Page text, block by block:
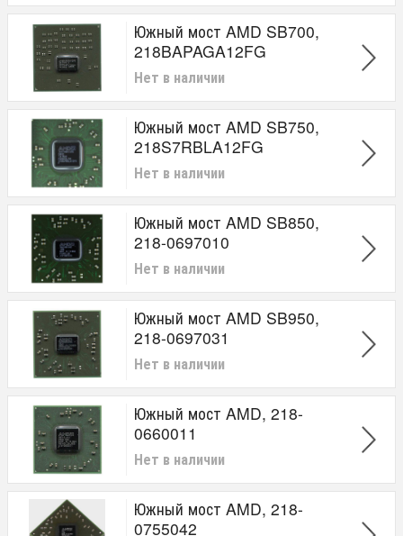
Южный мост AMD SB700,
218BAPAGA12FG
Нет в наличии
Южный мост AMD SB750,
218S7RBLA12FG
Нет в наличии
Южный мост AMD SB850,
218-0697010
Нет в наличии
Южный мост AMD SB950,
218-0697031
Нет в наличии
Южный мост AMD, 218-
0660011
Нет в наличии
Южный мост AMD, 218-
0755042